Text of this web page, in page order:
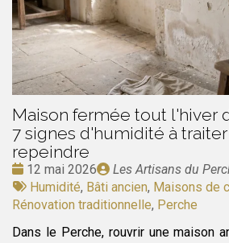
Maison fermée tout l'hiver
7 signes d'humidité à
repeindre
Date
:
12 mai 2026
Publié
par
Les Artisans du
Tags
:
Humidité, Bâti ancien, Maisons de
Rénovation traditionnelle, Perche
Dans le Perche, rouvrir une maison